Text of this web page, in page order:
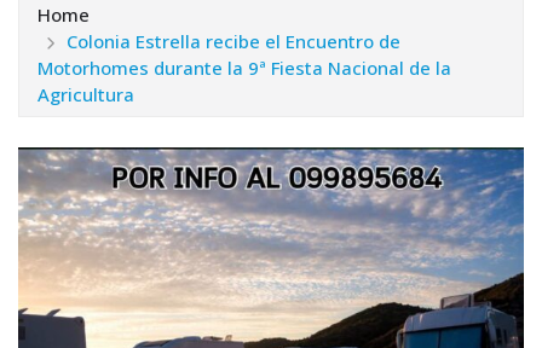
Home
Colonia Estrella recibe el Encuentro de
Motorhomes durante la 9ª Fiesta Nacional de la
Agricultura